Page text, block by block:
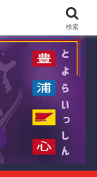
報Vol.63
検索